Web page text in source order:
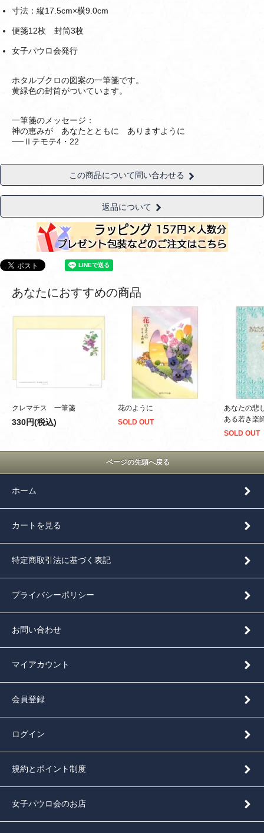
寸法：縦17.5cm×横9.0cm
便箋12枚 封筒3枚
女子パウロ会発行
ホタルブクロの図案の一筆箋です。
黄緑色の封筒がついています。
一筆箋のメッセージ：
神の恵みが あなたとともに ありますように
──Ⅱテモテ4・22
この商品について問い合わせる
返品について
あなたにおすすめの商品
クレマチス 一筆箋
330円(税込)
花のように
SOLD OUT
あなたの
ある若き楽
SOLD OUT
ページの先頭へ戻る
ホーム
カートを見る
特定商取引法に基づく表記
プライバシーポリシー
お問い合わせ
マイアカウント
会員登録
ログイン
規約とポイント制度
女子パウロ会のお店